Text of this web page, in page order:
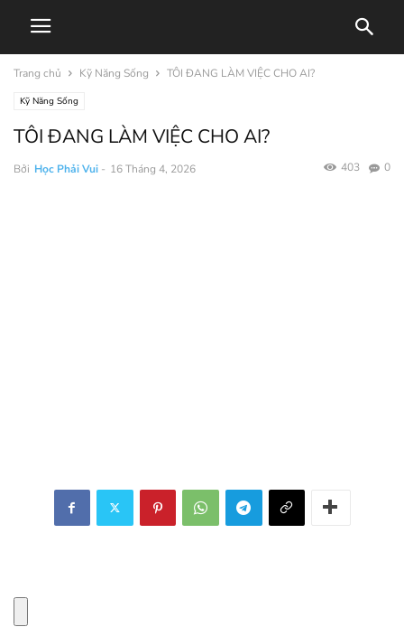
Trang chủ Kỹ Năng Sống TÔI ĐANG LÀM VIỆC CHO AI?
Kỹ Năng Sống
TÔI ĐANG LÀM VIỆC CHO AI?
Bởi Học Phải Vui - 16 Tháng 4, 2026 0
403